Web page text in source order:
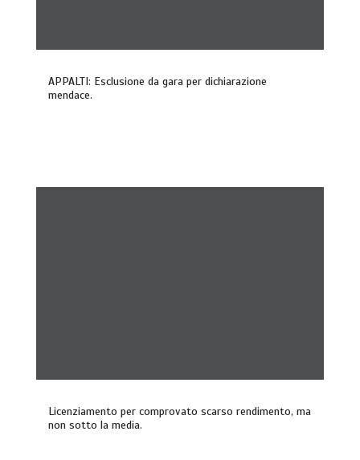
APPALTI: Esclusione da gara per dichiarazione
mendace.
Licenziamento per comprovato scarso rendimento, ma
non sotto la media.